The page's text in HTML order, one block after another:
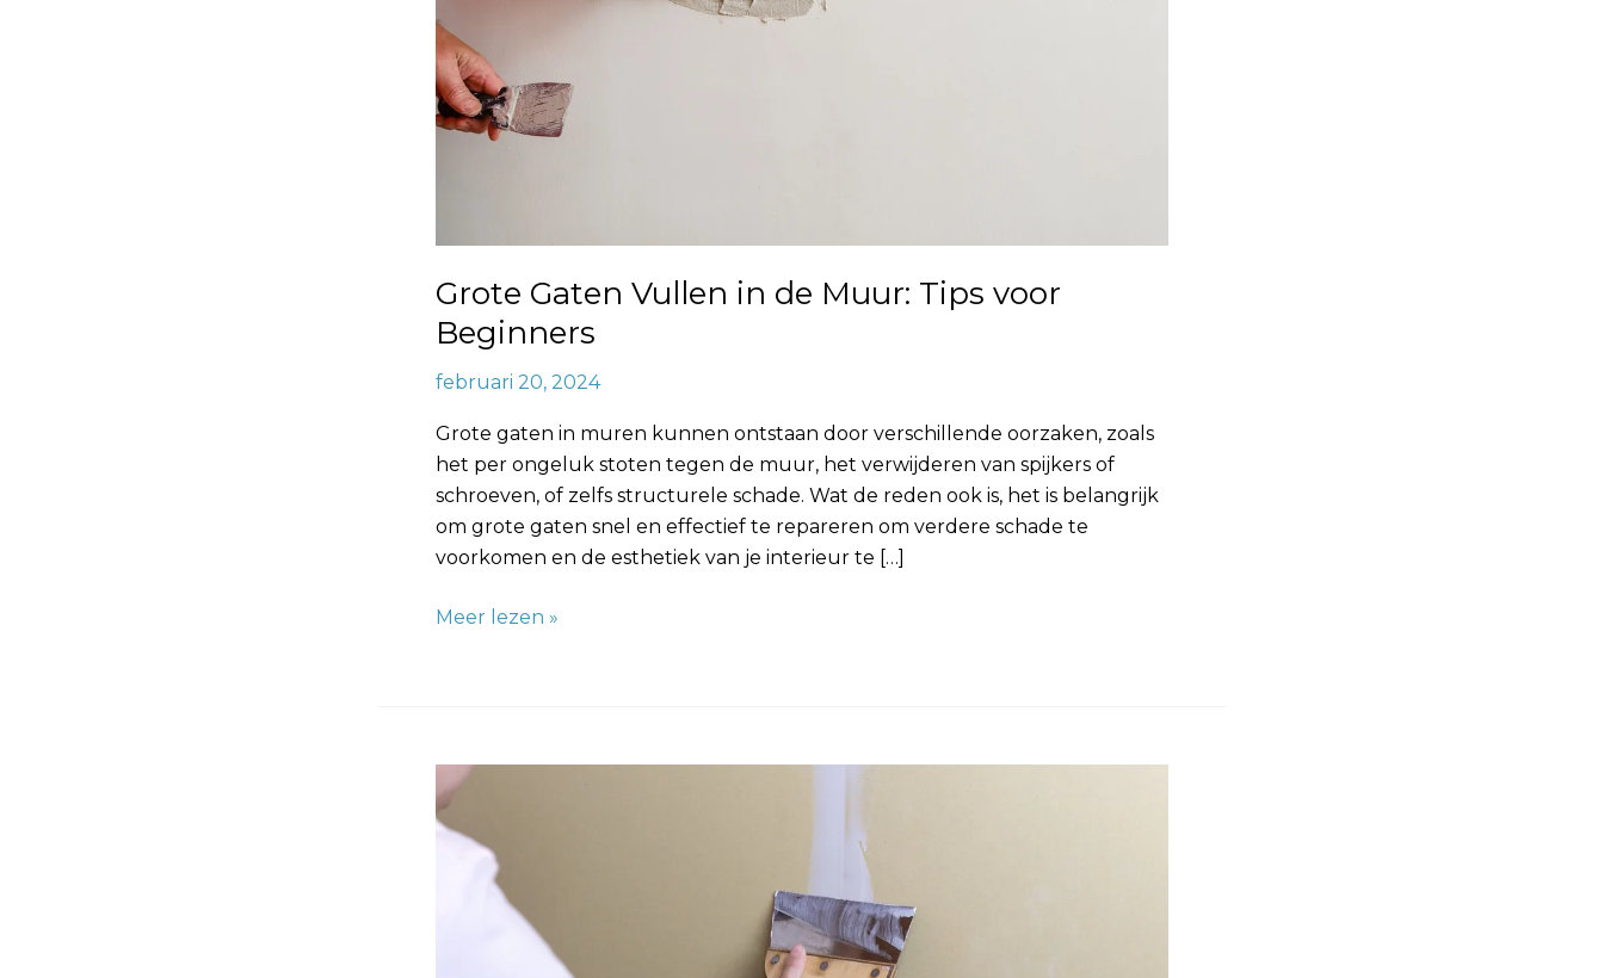
Grote Gaten Vullen in de Muur: Tips voor
Beginners
februari 20, 2024
Grote gaten in muren kunnen ontstaan door verschillende oorzaken, zoals
het per ongeluk stoten tegen de muur, het verwijderen van spijkers of
schroeven, of zelfs structurele schade. Wat de reden ook is, het is belangrijk
om grote gaten snel en effectief te repareren om verdere schade te
voorkomen en de esthetiek van je interieur te […]
Beginners
Meer lezen »
Scheur
in
Muur
Repareren:
Snelste